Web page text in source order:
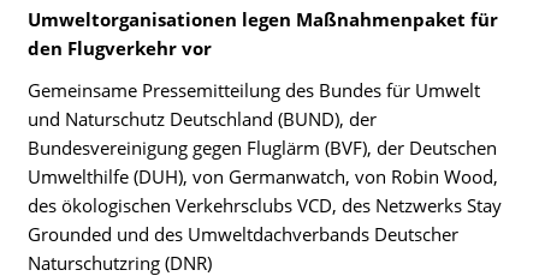
Umweltorganisationen legen Maßnahmenpaket für
den Flugverkehr vor
Gemeinsame Pressemitteilung des Bundes für Umwelt
und Naturschutz Deutschland (BUND), der
Bundesvereinigung gegen Fluglärm (BVF), der Deutschen
Umwelthilfe (DUH), von Germanwatch, von Robin Wood,
des ökologischen Verkehrsclubs VCD, des Netzwerks Stay
Grounded und des Umweltdachverbands Deutscher
Naturschutzring (DNR)